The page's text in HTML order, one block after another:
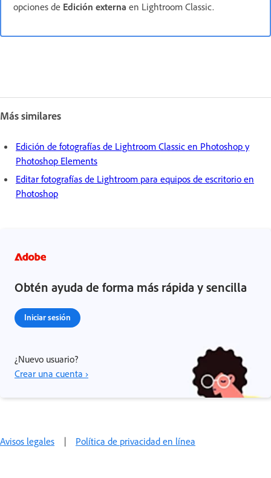
opciones de Edición externa en Lightroom Classic.
Más similares
Edición de fotografías de Lightroom Classic en Photoshop y
Photoshop Elements
Editar fotografías de Lightroom para equipos de escritorio en
Photoshop
Obtén ayuda de forma más rápida y sencilla
Iniciar sesión
¿Nuevo usuario?
Crear una cuenta ›
Avisos legales | Política de privacidad en línea